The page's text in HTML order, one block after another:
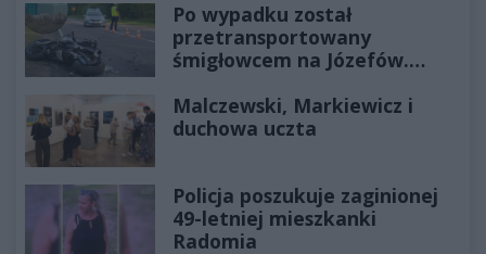
Po wypadku został
przetransportowany
śmigłowcem na Józefów.
Malczewski, Markiewicz i
duchowa uczta
Policja poszukuje zaginionej
49-letniej mieszkanki
Radomia